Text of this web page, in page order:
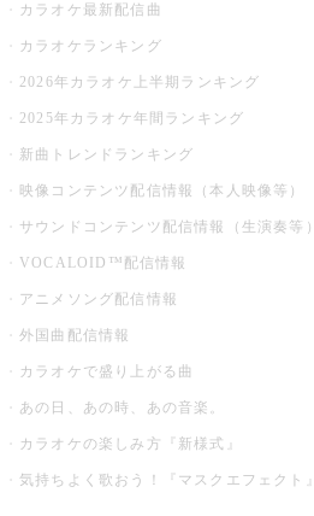
カラオケ最新配信曲
カラオケランキング
2026年カラオケ上半期ランキング
2025年カラオケ年間ランキング
新曲トレンドランキング
映像コンテンツ配信情報（本人映像等）
サウンドコンテンツ配信情報（生演奏等）
VOCALOID™配信情報
アニメソング配信情報
外国曲配信情報
カラオケで盛り上がる曲
あの日、あの時、あの音楽。
カラオケの楽しみ方『新様式』
気持ちよく歌おう！『マスクエフェクト』